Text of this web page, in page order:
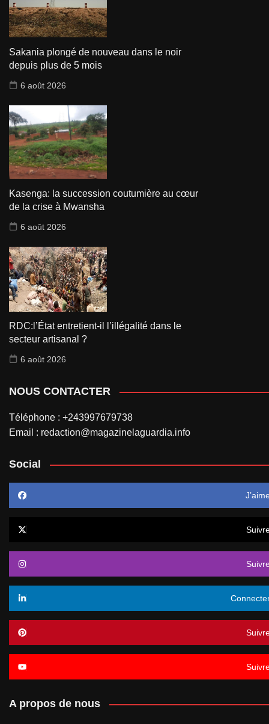
Sakania plongé de nouveau dans le noir
depuis plus de 5 mois
6 août 2026
Kasenga: la succession coutumière au cœur
de la crise à Mwansha
6 août 2026
RDC:l’État entretient-il l’illégalité dans le
secteur artisanal ?
6 août 2026
NOUS CONTACTER
Téléphone : +243997679738
Email : redaction@magazinelaguardia.info
Social
A propos de nous